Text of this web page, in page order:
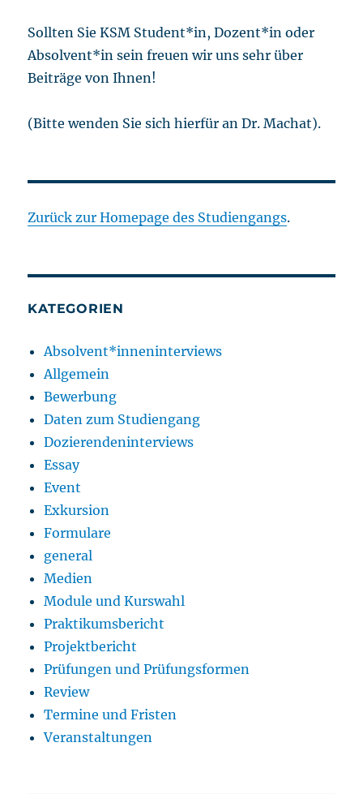
Sollten Sie KSM Student*in, Dozent*in oder
Absolvent*in sein freuen wir uns sehr über
Beiträge von Ihnen!
(Bitte wenden Sie sich hierfür an Dr. Machat).
Zurück zur Homepage des Studiengangs.
KATEGORIEN
Absolvent*inneninterviews
Allgemein
Bewerbung
Daten zum Studiengang
Dozierendeninterviews
Essay
Event
Exkursion
Formulare
general
Medien
Module und Kurswahl
Praktikumsbericht
Projektbericht
Prüfungen und Prüfungsformen
Review
Termine und Fristen
Veranstaltungen